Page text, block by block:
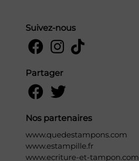
Suivez-nous
Partager
Nos partenaires
www.quedestampons.com
www.estampille.fr
www.ecriture-et-tampon.com